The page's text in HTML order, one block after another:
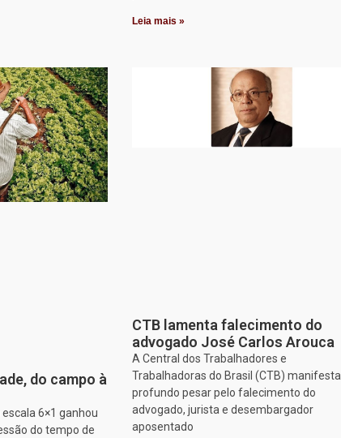
Leia mais »
do campo à
6×1 ganhou
do tempo de
CTB lamenta falecimento do
advogado José Carlos Arouca
A Central dos Trabalhadores e
Trabalhadoras do Brasil (CTB) manifesta
profundo pesar pelo falecimento do
advogado, jurista e desembargador
aposentado